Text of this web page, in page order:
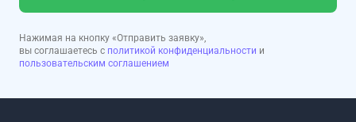
Нажимая на кнопку «Отправить заявку»,
вы соглашаетесь с политикой конфиденциальности и
пользовательским соглашением